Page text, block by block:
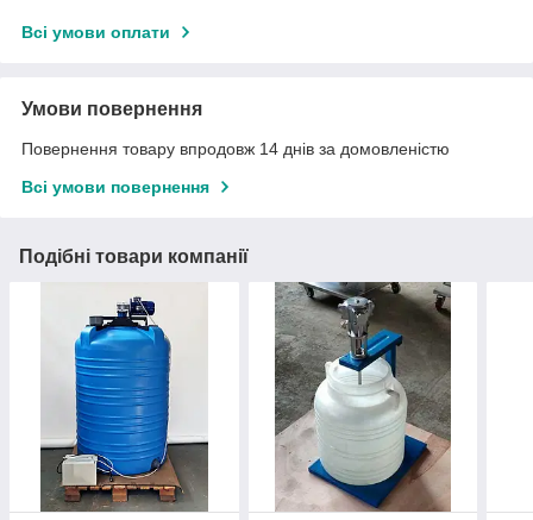
Всі умови оплати
Умови повернення
Повернення товару впродовж 14 днів за домовленістю
Всі умови повернення
Подібні товари компанії